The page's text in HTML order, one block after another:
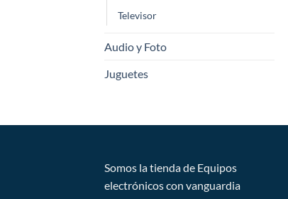
Televisor
Audio y Foto
Juguetes
Somos la tienda de Equipos
electrónicos con vanguardia